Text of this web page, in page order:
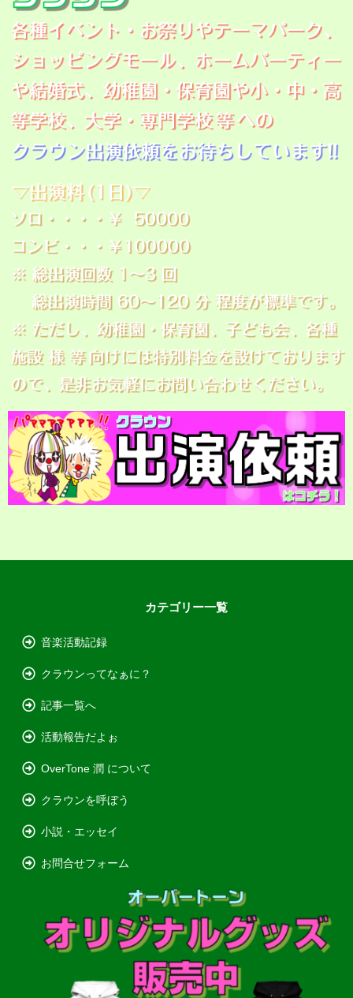
カテゴリー一覧
音楽活動記録
クラウンってなぁに？
記事一覧へ
活動報告だよぉ
OverTone 潤 について
クラウンを呼ぼう
小説・エッセイ
お問合せフォーム